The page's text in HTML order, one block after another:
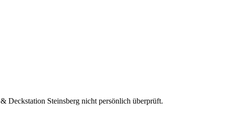
Deckstation Steinsberg nicht persönlich überprüft.